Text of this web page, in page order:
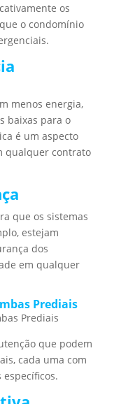
os
o condomínio
menos energia,
baixas para o
é um aspecto
qualquer contrato
que os sistemas
estejam
dos
em qualquer
Prediais
Prediais
que podem
cada uma com